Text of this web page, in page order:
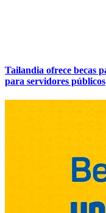
Tailandia ofrece becas
para servidores públicos